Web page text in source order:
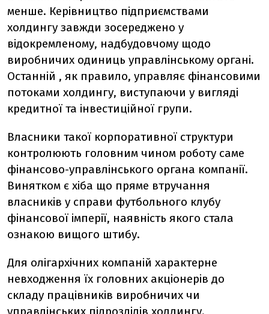
менше. Керівництво підприємствами
холдингу завжди зосереджено у
відокремленому, надбудовчому щодо
виробничих одиниць управлінському органі.
Останній , як правило, управляє фінансовими
потоками холдингу, виступаючи у вигляді
кредитної та інвестиційної групи.
Власники такої корпоративної структури
контролюють головним чином роботу саме
фінансово-управлінського органа компанії.
Винятком є хіба що пряме втручання
власників у справи футбольного клубу
фінансової імперії, наявність якого стала
ознакою вищого штибу.
Для олігархічних компаній характерне
невходження їх головних акціонерів до
складу працівників виробничих чи